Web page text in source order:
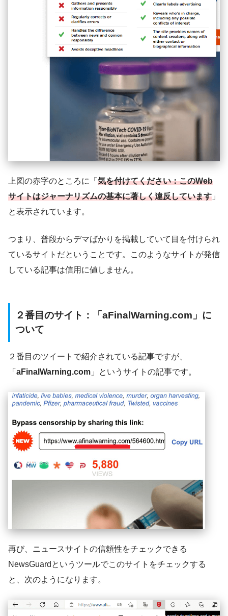
上図の赤字のところに「 気を付けてください：このWeb
サイトはジャーナリズムの基本に著しく違反しています 」
と表示されています。
つまり、普段からデマばかりを掲載していて目を付けられ
ているサイトだということです。このようなサイトが発信
している記事は信用に値しません。
２番目のサイト：「aFinalWarning.com」に
ついて
２番目のツイートで紹介されている記事ですが、
「 aFinalWarning.com 」というサイトの記事です。
再び、ニュースサイトの信頼性をチェックできる
NewsGuardというツールでこのサイトをチェックする
と、次のようになります。